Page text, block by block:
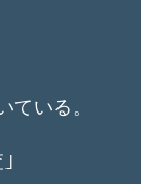
ている。